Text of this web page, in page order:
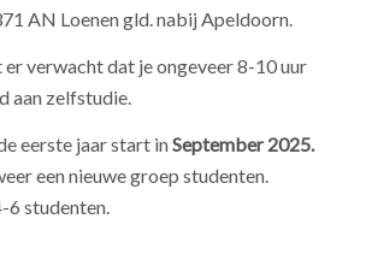
AN Loenen gld. nabij Apeldoorn.
verwacht dat je ongeveer 8-10 uur
aan zelfstudie.
eerste jaar start inSeptember 2025.
een nieuwe groep studenten.
studenten.